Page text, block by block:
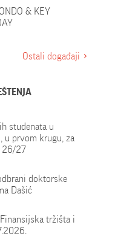
& KEY
Ostali događaji
studenata u
u prvom krugu, za
26/27
doktorske
Dašić
tržišta i